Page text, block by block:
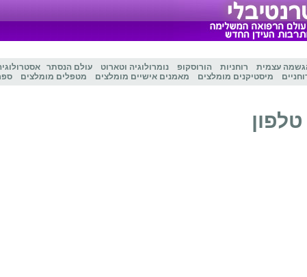
עצמית רוחניות הורוסקופ נומרולוגיה וטארוט עולם הנסתר
מיסטיקנים מומלצים מאמנים אישיים מומלצים מטפלים מומלצים